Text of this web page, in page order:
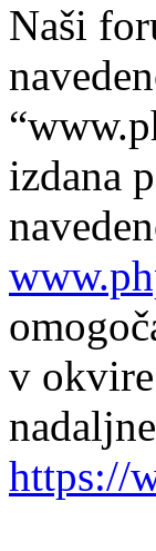
Naši
izdana
v
https://